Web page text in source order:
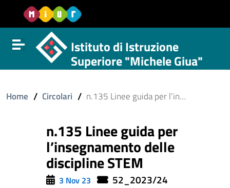
Vai al contenuto
Vail al menu di navigazione
Vai al footer
Attiva disattiva la navigazione
Istituto di Istruzione
Superiore "Michele Giua"
Home / Circolari / n.135 Linee guida per l’insegnamento delle discipline STEM
n.135 Linee guida per
l’insegnamento delle
discipline STEM
3 Nov 23 52_2023/24